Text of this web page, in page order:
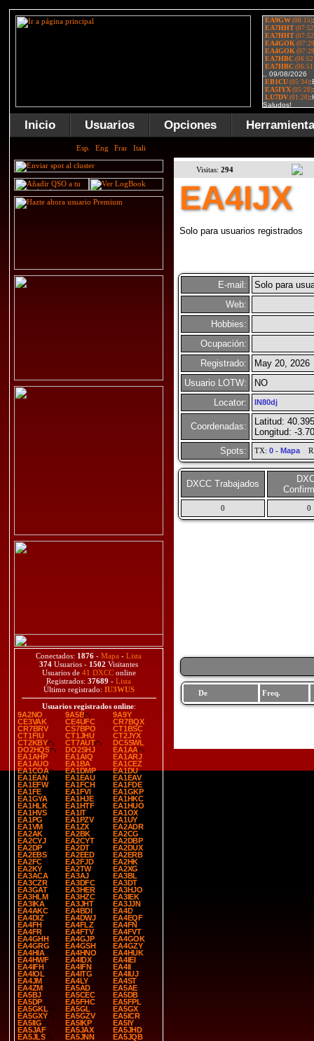
Inicio Usuarios Opciones
Conectados: 1876 - Mapa - Lista
374 Usuarios - 1502 Visitantes
Usuarios de 41 DXCConline
Registrados: 37689 - Lista
Último registrado: IU3WUS
Usuarios registrados online:
9A2NO
9A5B
9A9Y
CE3VAK
CE4UFC
CR7BQX
CR7BRV
CS7BPO
CT1BSC
CT1FIU
CT1JHU
CT2JYX
CT2KBY
CT7AUT
DC5SWL
DO2HQS
DO2SHJ
EA1AA
EA1AHP
EA1AIQ
EA1ARJ
EA1AUO
EA1BA
EA1CEZ
EA1COA
EA1DMP
EA1DU
EA1EAN
EA1EAU
EA1EAV
EA1EFW
EA1FCH
EA1FDE
EA1FE
EA1FVI
EA1GKP
EA1GYA
EA1HJE
EA1HKC
EA1HLK
EA1HTF
EA1HUO
EA1HVS
EA1IT
EA1OX
EA1PG
EA1PZV
EA1UY
EA1VM
EA1ZX
EA2ADR
EA2AK
EA2BK
EA2CG
EA2CYJ
EA2CYT
EA2DBP
EA2DP
EA2DT
EA2DUX
EA2EBS
EA2EED
EA2ERB
EA2FC
EA2FJD
EA2HK
EA2KY
EA2TW
EA2XG
EA3ACA
EA3AJ
EA3BL
EA3CZR
EA3DFC
EA3DT
EA3GAT
EA3HER
EA3HJO
EA3HLM
EA3HZC
EA3IEK
EA3IKA
EA3JHT
EA3JJN
EA4AKC
EA4BDI
EA4D
EA4DIZ
EA4DWJ
EA4EQF
EA4FH
EA4FLZ
EA4FN
EA4FR
EA4FTV
EA4FVT
EA4GHH
EA4GJP
EA4GOK
EA4GRG
EA4GSH
EA4GZY
EA4HIA
EA4HNO
EA4HUK
EA4HWF
EA4IDX
EA4IEI
EA4IFH
EA4IFN
EA4II
EA4IOL
EA4ITG
EA4IUJ
EA4JM
EA4LY
EA4ST
EA4ZM
EA5AD
EA5AE
EA5BJ
EA5CEC
EA5DB
EA5DP
EA5FHC
EA5FPL
EA5GKL
EA5GL
EA5GX
EA5GXY
EA5GZV
EA5ICR
EA5IIG
EA5IKP
EA5IY
EA5JAF
EA5JAX
EA5JHD
EA5JLS
EA5JNN
EA5JQB
Visitas: 294
EA4IJX
Solo para usuarios registrados
E-mail:
Solo para
Web:
Hobbies:
Ocupación:
Registrado:
May 20, 2026
Usuario LOTW:
NO
Locator:
IN80dj
Coordenadas:
Latitud:
Longitud: -
Spots:
TX: 0- Mapa
DXCC Trabajados
0 0
De Freq.